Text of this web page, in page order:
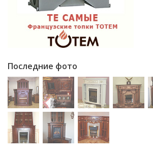
Последние фото